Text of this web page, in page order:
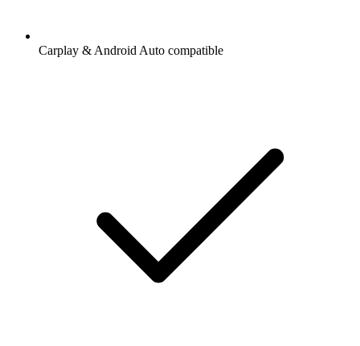
Carplay & Android Auto compatible